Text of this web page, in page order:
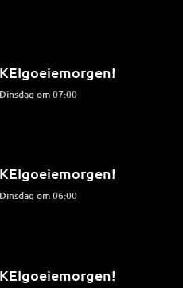
KEIgoeiemorgen!
dinsdag om 07:00
KEIgoeiemorgen!
dinsdag om 06:00
KEIgoeiemorgen!